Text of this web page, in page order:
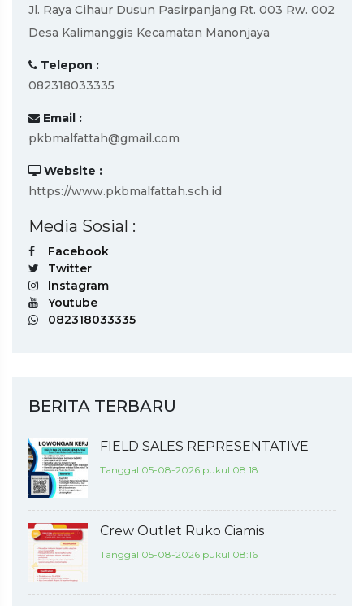
Jl. Raya Cihaur Dusun Pasirpanjang Rt. 003 Rw. 002
Desa Kalimanggis Kecamatan Manonjaya
Telepon :
082318033335
Email :
pkbmalfattah@gmail.com
Website :
https://www.pkbmalfattah.sch.id
Media Sosial :
Facebook
Twitter
Instagram
Youtube
082318033335
BERITA TERBARU
FIELD SALES REPRESENTATIVE
Tanggal 05-08-2026 pukul 08:18
Crew Outlet Ruko Ciamis
Tanggal 05-08-2026 pukul 08:16